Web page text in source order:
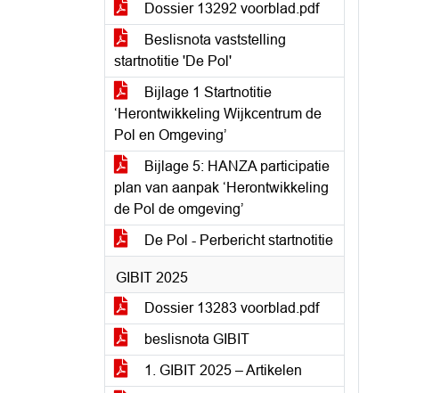
Dossier 13292 voorblad.pdf
Beslisnota vaststelling
startnotitie 'De Pol'
Bijlage 1 Startnotitie
‘Herontwikkeling Wijkcentrum de
Pol en Omgeving’
Bijlage 5: HANZA participatie
plan van aanpak ‘Herontwikkeling
de Pol de omgeving’
De Pol - Perbericht startnotitie
GIBIT 2025
Dossier 13283 voorblad.pdf
beslisnota GIBIT
1. GIBIT 2025 – Artikelen